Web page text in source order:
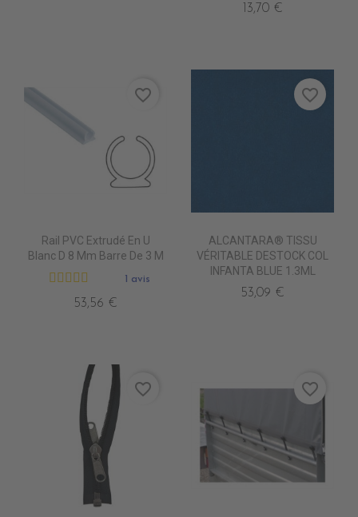
13,70 €
Rail PVC Extrudé En U
Blanc D 8 Mm Barre De 3 M
1 avis
53,56 €
favorite_border
ALCANTARA® TISSU
VÉRITABLE DESTOCK COL
INFANTA BLUE 1.3ML
53,09 €
favorite_border
favorite_border favorite_border